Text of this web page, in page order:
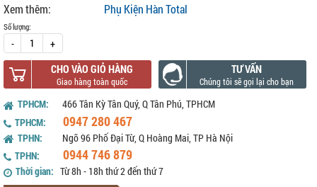
Xem thêm:
Phụ Kiện Hàn Total
Số lượng:
- +
CHO VÀO GIỎ HÀNG TƯ VẤN
TPHCM:
466 Tân Kỳ Tân Quý, Q Tân Phú, TPHCM
TPHCM:
0947 280 467
TPHN:
Ngõ 96 Phố Đại Từ, Q Hoàng Mai, TP Hà Nội
TPHN:
0944 746 879
Thời gian: Từ 8h - 18h thứ 2 đến thứ 7